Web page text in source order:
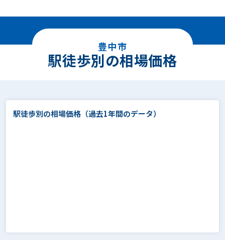
豊中市
駅徒歩別の相場価格
駅徒歩別の相場価格 （過去1年間のデータ）